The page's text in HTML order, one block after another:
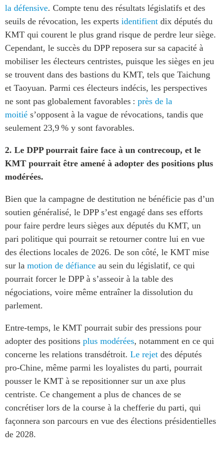
la défensive. Compte tenu des résultats législatifs et des
seuils de révocation, les experts identifient dix députés du
KMT qui courent le plus grand risque de perdre leur siège.
Cependant, le succès du DPP reposera sur sa capacité à
mobiliser les électeurs centristes, puisque les sièges en jeu
se trouvent dans des bastions du KMT, tels que Taichung
et Taoyuan. Parmi ces électeurs indécis, les perspectives
ne sont pas globalement favorables : près de la
moitié s’opposent à la vague de révocations, tandis que
seulement 23,9 % y sont favorables.
2. Le DPP pourrait faire face à un contrecoup, et le
KMT pourrait être amené à adopter des positions plus
modérées.
Bien que la campagne de destitution ne bénéficie pas d’un
soutien généralisé, le DPP s’est engagé dans ses efforts
pour faire perdre leurs sièges aux députés du KMT, un
pari politique qui pourrait se retourner contre lui en vue
des élections locales de 2026. De son côté, le KMT mise
sur la motion de défiance au sein du législatif, ce qui
pourrait forcer le DPP à s’asseoir à la table des
négociations, voire même entraîner la dissolution du
parlement.
Entre-temps, le KMT pourrait subir des pressions pour
adopter des positions plus modérées, notamment en ce qui
concerne les relations transdétroit. Le rejet des députés
pro-Chine, même parmi les loyalistes du parti, pourrait
pousser le KMT à se repositionner sur un axe plus
centriste. Ce changement a plus de chances de se
concrétiser lors de la course à la chefferie du parti, qui
façonnera son parcours en vue des élections présidentielles
de 2028.